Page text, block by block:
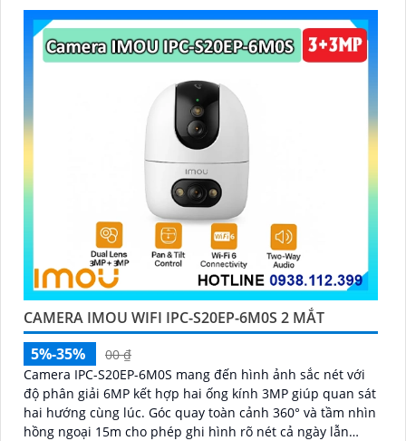
CAMERA IMOU WIFI IPC-S20EP-6M0S 2 MẮT
5%-35%
00 ₫
Camera IPC-S20EP-6M0S mang đến hình ảnh sắc nét với
độ phân giải 6MP kết hợp hai ống kính 3MP giúp quan sát
hai hướng cùng lúc. Góc quay toàn cảnh 360° và tầm nhìn
hồng ngoại 15m cho phép ghi hình rõ nét cả ngày lẫn